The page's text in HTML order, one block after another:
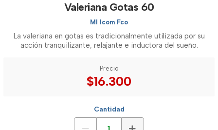
Valeriana Gotas 60
Ml Icom Fco
La valeriana en gotas es tradicionalmente utilizada por su
acción tranquilizante, relajante e inductora del sueño.
Precio
$16.300
Cantidad